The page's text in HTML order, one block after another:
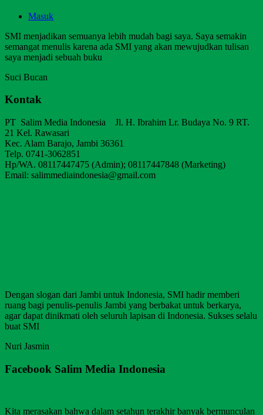
Masuk
SMI menjadikan semuanya lebih mudah bagi saya. Saya semakin
semangat menulis karena ada SMI yang akan mewujudkan tulisan
saya menjadi sebuah buku
Suci Bucan
Kontak
PT Salim Media Indonesia Jl. H. Ibrahim Lr. Budaya No. 9 RT.
21 Kel. Rawasari
Kec. Alam Barajo, Jambi 36361
Telp. 0741-3062851
Hp/WA. 08117447475 (Admin); 08117447848 (Marketing)
Email: salimmediaindonesia@gmail.com
Dengan slogan dari Jambi untuk Indonesia, SMI hadir memberi
ruang bagi penulis-penulis Jambi yang berbakat untuk berkarya,
agar dapat dinikmati oleh seluruh lapisan di Indonesia. Sukses selalu
buat SMI
Nuri Jasmin
Facebook Salim Media Indonesia
Kita merasakan bahwa dalam setahun terakhir banyak bermunculan